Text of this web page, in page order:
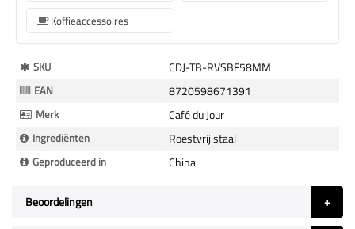
Koffieaccessoires
Meer
Informatie
SKU CDJ-TB-RVSBF58MM
EAN 8720598671391
Merk Café du Jour
Ingrediënten Roestvrij staal
Geproduceerd in China
Beoordelingen